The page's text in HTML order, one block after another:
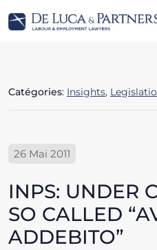
Catégories: Insights,
26 Mai 2011
INPS: UNDER
SO CALLED
ADDEBITO”